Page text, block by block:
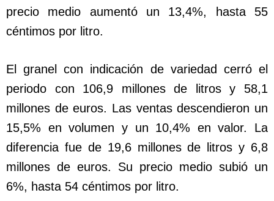
precio medio aumentó un 13,4%, hasta 55
céntimos por litro.
El granel con indicación de variedad cerró el
periodo con 106,9 millones de litros y 58,1
millones de euros. Las ventas descendieron un
15,5% en volumen y un 10,4% en valor. La
diferencia fue de 19,6 millones de litros y 6,8
millones de euros. Su precio medio subió un
6%, hasta 54 céntimos por litro.